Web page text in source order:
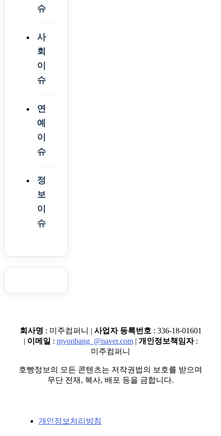
슈
사
회
이
슈
연
예
이
슈
정
보
이
슈
회사명 : 미주컴퍼니 | 사업자 등록번호 : 336-18-01601
| 이메일 : myonbang_@naver.com| 개인정보책임자:
미주컴퍼니
호빵정보의 모든 콘텐츠는 저작권법의 보호를 받으며
무단 전재, 복사, 배포 등을 금합니다.
개인정보처리방침